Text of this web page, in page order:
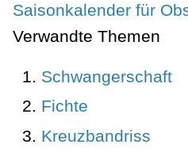
Saisonkalender für
Verwandte Themen
Schwangerschaft
Fichte
Kreuzbandriss